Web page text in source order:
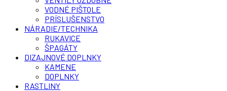
VODNÉ PIŠTOLE
PRÍSLUŠENSTVO
NÁRADIE/TECHNIKA
RUKAVICE
ŠPAGÁTY
DIZAJNOVÉ DOPLNKY
KAMENE
DOPLNKY
RASTLINY